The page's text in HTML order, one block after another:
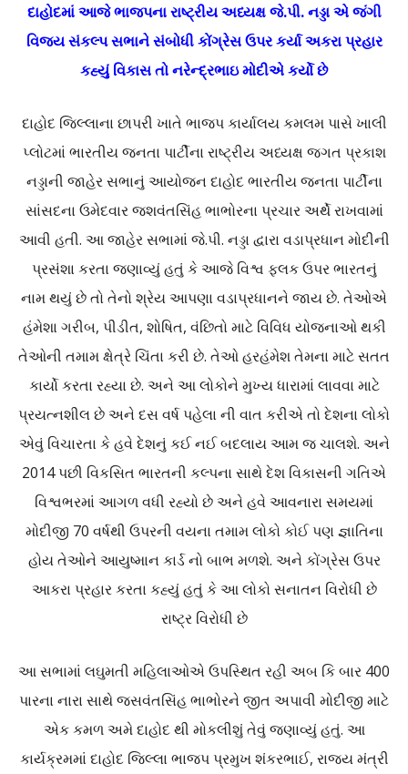
દાહોદમાં આજે ભાજપના રાષ્ટ્રીય અધ્યક્ષ જે.પી. નડ્ડા એ જંગી
વિજય સંકલ્પ સભાને સંબોધી કોંગ્રેસ ઉપર કર્યા અકરા પ્રહાર
કહ્યું વિકાસ તો નરેન્દ્રભાઇ મોદીએ કર્યો છે
દાહોદ જિલ્લાના છાપરી ખાતે ભાજપ કાર્યાલય કમલમ પાસે ખાલી
પ્લોટમાં ભારતીય જનતા પાર્ટીના રાષ્ટ્રીય અધ્યક્ષ જગત પ્રકાશ
નડ્ડાની જાહેર સભાનું આયોજન દાહોદ ભારતીય જનતા પાર્ટીના
સાંસદના ઉમેદવાર જશવંતસિંહ ભાભોરના પ્રચાર અર્થે રાખવામાં
આવી હતી. આ જાહેર સભામાં જે.પી. નડ્ડા દ્વારા વડાપ્રધાન મોદીની
પ્રસંશા કરતા જણાવ્યું હતું કે આજે વિશ્વ ફલક ઉપર ભારતનું
નામ થયું છે તો તેનો શ્રેય આપણા વડાપ્રધાનને જાય છે. તેઓએ
હંમેશા ગરીબ, પીડીત, શોષિત, વંછિતો માટે વિવિધ યોજનાઓ થકી
તેઓની તમામ ક્ષેત્રે ચિંતા કરી છે. તેઓ હરહંમેશ તેમના માટે સતત
કાર્યો કરતા રહ્યા છે. અને આ લોકોને મુખ્ય ધારામાં લાવવા માટે
પ્રયત્નશીલ છે અને દસ વર્ષ પહેલા ની વાત કરીએ તો દેશના લોકો
એવું વિચારતા કે હવે દેશનું કઈ નઈ બદલાય આમ જ ચાલશે. અને
2014 પછી વિકસિત ભારતની કલ્પના સાથે દેશ વિકાસની ગતિએ
વિશ્વભરમાં આગળ વધી રહ્યો છે અને હવે આવનારા સમયમાં
મોદીજી 70 વર્ષથી ઉપરની વયના તમામ લોકો કોઈ પણ જ્ઞાતિના
હોય તેઓને આયુષ્માન કાર્ડ નો બાભ મળશે. અને કોંગ્રેસ ઉપર
આકરા પ્રહાર કરતા કહ્યું હતું કે આ લોકો સનાતન વિરોધી છે
રાષ્ટ્ર વિરોધી છે
આ સભામાં લઘુમતી મહિલાઓએ ઉપસ્થિત રહી અબ કિ બાર 400
પારના નારા સાથે જસવંતસિંહ ભાભોરને જીત અપાવી મોદીજી માટે
એક કમળ અમે દાહોદ થી મોકલીશું તેવું જણાવ્યું હતું. આ
કાર્યક્રમમાં દાહોદ જિલ્લા ભાજપ પ્રમુખ શંકરભાઈ, રાજ્ય મંત્રી